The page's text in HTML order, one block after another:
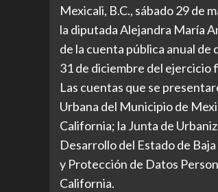
Mexicali, B.C., sábado 29 de
la diputada Alejandra María
de la cuenta pública anual
31 de diciembre del ejercicio
Las cuentas que se
Urbana del Municipio de
California; la Junta de
Desarrollo del Estado de
y Protección de Datos
California.